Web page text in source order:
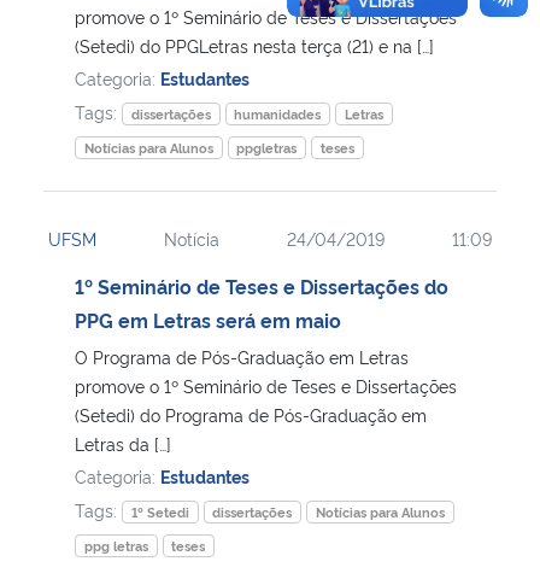
promove o 1º Seminário de Teses e Dissertações
(Setedi) do PPGLetras nesta terça (21) e na […]
Categoria: Estudantes
Tags:
dissertações humanidades
Letras
Notícias para Alunos
ppgletras teses
UFSM Notícia 24/04/2019 11:09
1º Seminário de Teses e Dissertações do
PPG em Letras será em maio
O Programa de Pós-Graduação em Letras
promove o 1º Seminário de Teses e Dissertações
(Setedi) do Programa de Pós-Graduação em
Letras da […]
Categoria: Estudantes
Tags:
1º Setedi dissertações
Notícias para Alunos
ppg letras
teses